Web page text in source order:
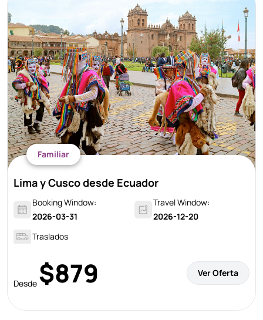
Familiar
Lima y Cusco desde Ecuador
Booking Window:
2026-03-31
Travel Window:
2026-12-20
Traslados
Desde $879 Ver Oferta